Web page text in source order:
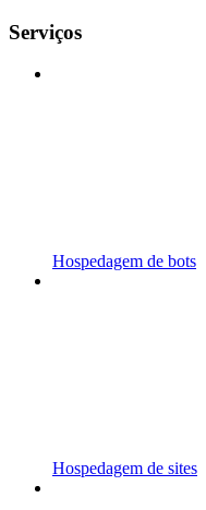
Serviços
Hospedagem de bots
Hospedagem de sites